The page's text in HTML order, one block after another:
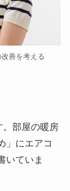
善を考える
。部屋の暖房
」にエアコ
いていま